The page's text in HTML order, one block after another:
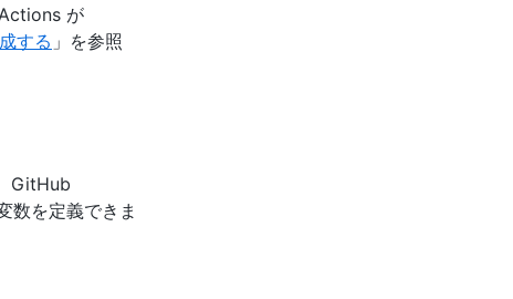
が
する 」を参照
GitHub
数を定義できま